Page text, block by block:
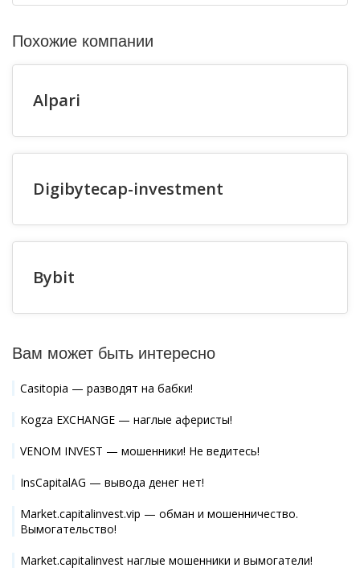
Похожие компании
Alpari
Digibytecap-investment
Bybit
Вам может быть интересно
Casitopia — разводят на бабки!
Kogza EXCHANGE — наглые аферисты!
VENOM INVEST — мошенники! Не ведитесь!
InsCapitalAG — вывода денег нет!
Market.capitalinvest.vip — обман и мошенничество.
Вымогательство!
Market.capitalinvest наглые мошенники и вымогатели!